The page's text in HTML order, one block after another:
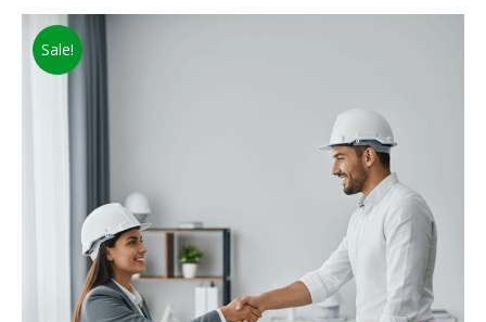
popularity
Sale!